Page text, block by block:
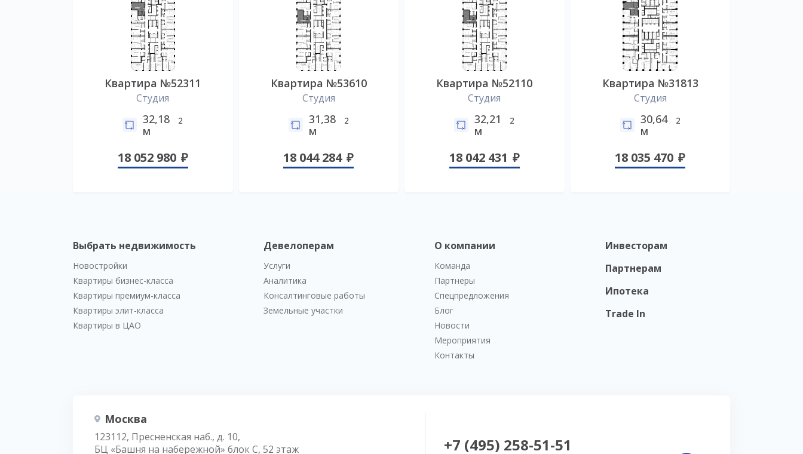
Квартира №52311
Студия
32,18
м
2
18 052 980
Квартира №53610
Студия
31,38
м
2
18 044 284
Квартира №52110
Студия
32,21
м
2
18 042 431
Квартира №31813
Студия
30,64
м
2
18 035 470
Выбрать недвижимость
Новостройки
Квартиры бизнес-класса
Квартиры премиум-класса
Квартиры элит-класса
Квартиры в ЦАО
Девелоперам
Услуги
Аналитика
Консалтинговые работы
Земельные участки
О компании
Команда
Партнеры
Спецпредложения
Блог
Новости
Мероприятия
Контакты
Инвесторам
Партнерам
Ипотека
Trade In
Москва
123112, Пресненская наб., д. 10,
БЦ «Башня на набережной» блок С, 52 этаж
+7 (495) 258-51-51